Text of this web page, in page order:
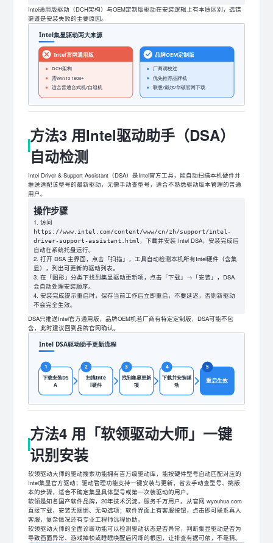
Intel通用版驱动（DCH架构）与OEM定制版驱动在安装逻辑上有本质区别，选错
渠道是安装失败的主要原因。
方法3 用Intel驱动助手（DSA）
自动检测
Intel Driver & Support Assistant（DSA）是Intel官方工具，能自动扫描本机硬件并
推送适配该型号的最新驱动，无需手动查型号，适合不熟悉驱动版本管理的普通
用户。
操作步骤
访问
https://www.intel.com/content/www/cn/zh/support/intel-
driver-support-assistant.html ，下载并安装 Intel DSA，安装完成后
自动在系统托盘运行。
打开 DSA 主界面，点击「扫描」，工具自动检测本机所有Intel硬件（含集
显），列出可更新的驱动列表。
在「图形」分类下找到集显驱动更新项，点击「下载」→「安装」，DSA
会自动处理安装顺序。
安装完成提示重启时，保存当前工作后立即重启，不要延迟，否则新驱动
不会完全生效。
DSA只推送Intel官方通用版，品牌OEM机若厂商有特定定制版，DSA可能不包
含，此时建议回到品牌官网确认。
方法4 用「软领驱动大师」一键
识别安装
软领驱动大师的驱动搜索功能拥有百万级驱动库，能按硬件型号自动匹配对应的
Intel集显官方驱动；驱动管理功能支持一键安装与更新，省去手动查型号、挑版
本的步骤，适合不确定集显具体型号或第一次装驱动的用户。
软领是知名国产软件品牌，20年技术沉淀，服务千万用户。从官网 wyouhua.com
直接下载，安装无捆绑、无勾选项；软件界面上有客服按钮，点击即可联系真人
客服，复杂情况还有专业工程师远程协助。
软领驱动大师的全面诊断功能可以检测驱动状态是否异常，判断集显驱动是否为
导致画面异常、游戏掉帧或睡眠唤醒后闪烁的根因，让排查有据可依，不靠猜。